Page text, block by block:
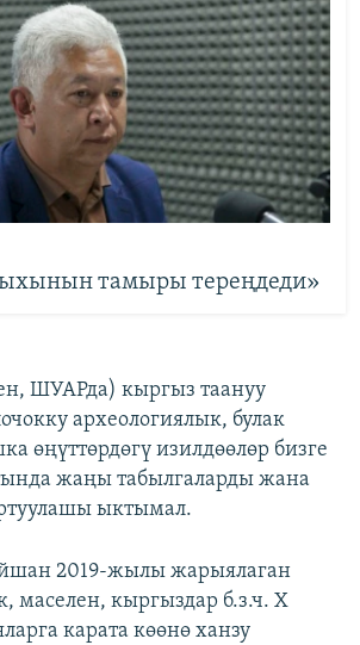
тамыры тереңдеди»
ШУАРда) кыргыз таануу
археологиялык, булак
өңүттөрдөгү изилдөөлөр бизге
жаңы табылгаларды жана
ыктымал.
2019-жылы жарыялаган
маселен, кыргыздар б.з.ч. X
карата көөнө ханзу